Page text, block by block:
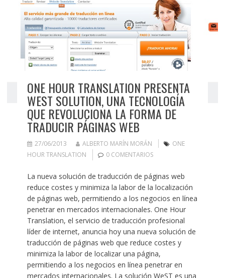
ONE HOUR TRANSLATION PRESENTA
WEST SOLUTION, UNA TECNOLOGÍA
QUE REVOLUCIONA LA FORMA DE
TRADUCIR PÁGINAS WEB
27/06/2013 ALBERTO MARÍN MORÁN
ONE
HOUR TRANSLATION
0 COMENTARIOS
La nueva solución de traducción de páginas web
reduce costes y minimiza la labor de la localización
de páginas web, permitiendo a los negocios en línea
penetrar en mercados internacionales. One Hour
Translation, el servicio de traducción profesional
líder de internet, anuncia hoy una nueva solución de
traducción de páginas web que reduce costes y
minimiza la labor de localizar una página,
permitiendo a los negocios en línea penetrar en
mercados internacionales. La solución WeST es una